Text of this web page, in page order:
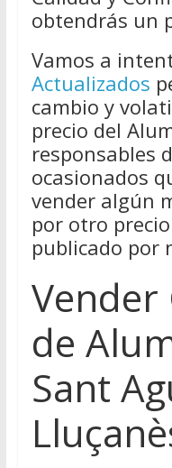
obtendrás un
Vamos a
Actualizados
cambio y
precio del
responsables
ocasionados
vender algún
por otro
publicado por
Vender
de
Sant